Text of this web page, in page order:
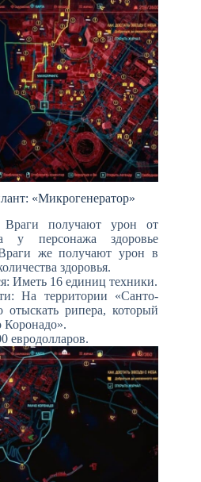
«Микрогенератор»
Враги получают урон от
у персонажа здоровье
же получают урон в
здоровья.
Иметь 16 единиц техники.
На территории «Санто-
отыскать рипера, который
Коронадо».
евродолларов.